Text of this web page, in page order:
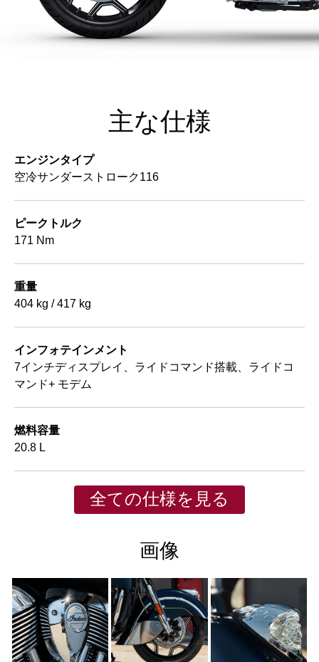
主な仕様
エンジンタイプ
空冷サンダーストローク116
ピークトルク
171 Nm
重量
404 kg / 417 kg
インフォテインメント
7インチディスプレイ、ライドコマンド搭載、ライドコ
マンド+ モデム
燃料容量
20.8 L
全ての仕様を見る
画像